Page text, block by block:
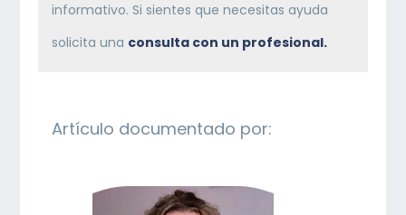
informativo. Si sientes que necesitas ayuda
solicita una consulta con un profesional.
Artículo documentado por: